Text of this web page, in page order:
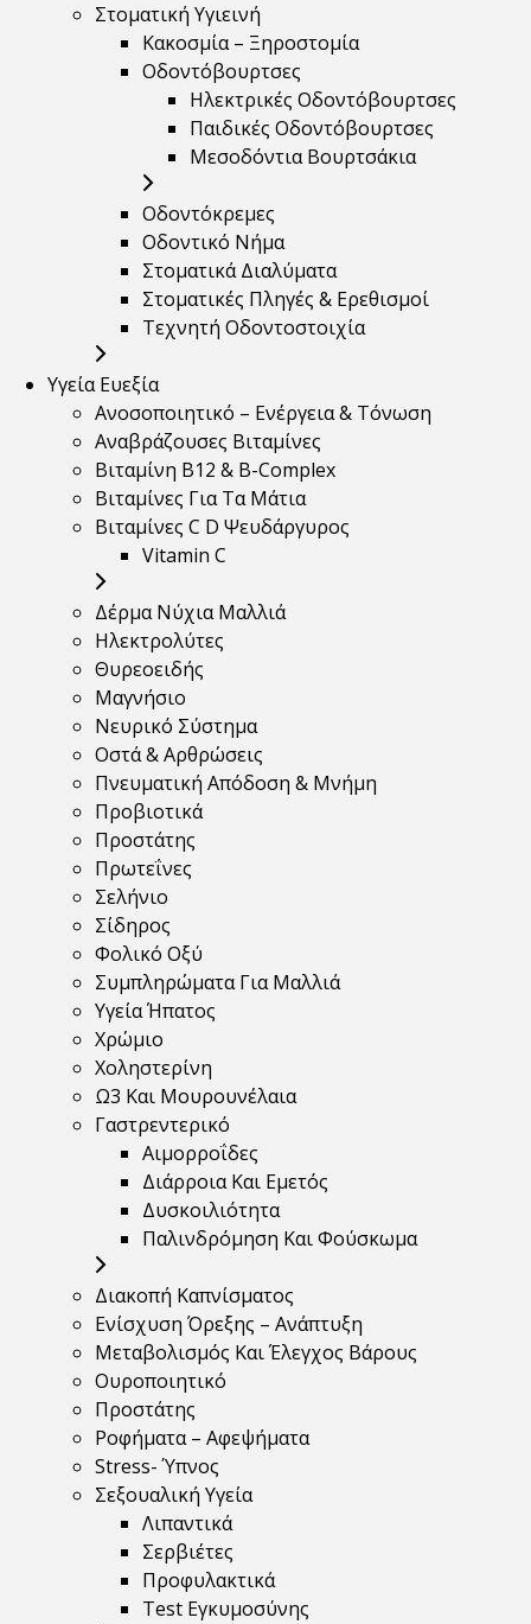
Στοματική Υγιεινή
Κακοσμία – Ξηροστομία
Οδοντόβουρτσες
Ηλεκτρικές Οδοντόβουρτσες
Παιδικές Οδοντόβουρτσες
Μεσοδόντια Βουρτσάκια
Οδοντόκρεμες
Οδοντικό Νήμα
Στοματικά Διαλύματα
Στοματικές Πληγές & Ερεθισμοί
Τεχνητή Οδοντοστοιχία
Υγεία Ευεξία
Ανοσοποιητικό – Ενέργεια & Τόνωση
Αναβράζουσες Βιταμίνες
Βιταμίνη B12 & Β-Complex
Βιταμίνες Για Τα Μάτια
Βιταμίνες C D Ψευδάργυρος
Vitamin C
Δέρμα Νύχια Μαλλιά
Ηλεκτρολύτες
Θυρεοειδής
Μαγνήσιο
Νευρικό Σύστημα
Οστά & Αρθρώσεις
Πνευματική Απόδοση & Μνήμη
Προβιοτικά
Προστάτης
Πρωτεΐνες
Σελήνιο
Σίδηρος
Φολικό Οξύ
Συμπληρώματα Για Μαλλιά
Υγεία Ήπατος
Χρώμιο
Χοληστερίνη
Ω3 Και Μουρουνέλαια
Γαστρεντερικό
Αιμορροΐδες
Διάρροια Και Εμετός
Δυσκοιλιότητα
Παλινδρόμηση Και Φούσκωμα
Διακοπή Καπνίσματος
Ενίσχυση Όρεξης – Ανάπτυξη
Μεταβολισμός Και Έλεγχος Βάρους
Ουροποιητικό
Προστάτης
Ροφήματα – Αφεψήματα
Stress- Ύπνος
Σεξουαλική Υγεία
Λιπαντικά
Σερβιέτες
Προφυλακτικά
Test Εγκυμοσύνης